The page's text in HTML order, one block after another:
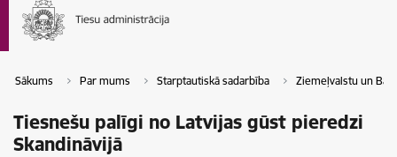
Sākums Par mums Starptautiskā sadarbība Ziemeļvalstu un
Tiesnešu palīgi no Latvijas gūst pieredzi
Skandināvijā